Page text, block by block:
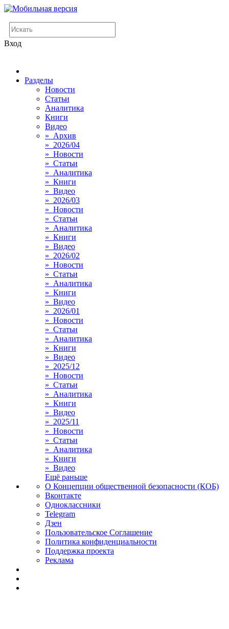
Вход
Разделы
Новости
Статьи
Аналитика
Книги
Видео
» Архив
» 2026/04
» Новости
» Статьи
» Аналитика
» Книги
» Видео
» 2026/03
» Новости
» Статьи
» Аналитика
» Книги
» Видео
» 2026/02
» Новости
» Статьи
» Аналитика
» Книги
» Видео
» 2026/01
» Новости
» Статьи
» Аналитика
» Книги
» Видео
» 2025/12
» Новости
» Статьи
» Аналитика
» Книги
» Видео
» 2025/11
» Новости
» Статьи
» Аналитика
» Книги
» Видео
Ещё раньше
О Концепции общественной безопасности (КОБ)
Вконтакте
Одноклассники
Telegram
Дзен
Пользовательское Соглашение
Политика конфиденциальности
Поддержка проекта
Реклама